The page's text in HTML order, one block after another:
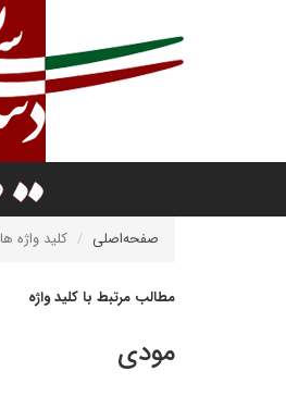
صفحه‌اصلی کلید واژه ها
مطالب مرتبط با کلید واژه
مودی